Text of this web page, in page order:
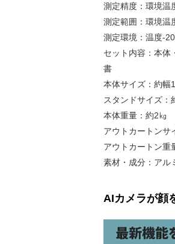
測定精度：環境
測定範囲：環境
測定環境：温度-
セット内容：本体
書
本体サイズ：約幅
スタンドサイズ：
本体重量：約2㎏
アウトカートンサ
アウトカートン重
素材・成分：アル
AIカメラが顔